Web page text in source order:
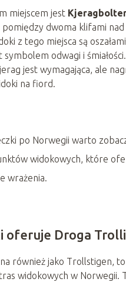
miejscem jest
pomiędzy dwoma klifami nad
z tego miejsca są
symbolem odwagi i śmiałości.
jest wymagająca, ale
na fiord.
po Norwegii warto
widokowych, które
wrażenia.
oferuje Droga
również jako Trollstigen,
widokowych w Norwegii.